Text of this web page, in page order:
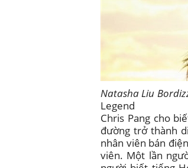
Natasha Liu
Legend
Chris Pang cho
đường trở thành
nhân viên bán
viên. Một lần